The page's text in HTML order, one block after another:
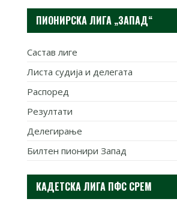
ПИОНИРСКА ЛИГА „ЗАПАД“
Састав лиге
Листа судија и делегата
Распоред
Резултати
Делегирање
Билтен пионири Запад
КАДЕТСКА ЛИГА ПФС СРЕМ